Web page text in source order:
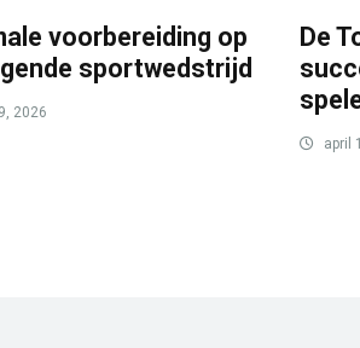
voorbereiding op
sportwedstrijd
2026
De
april